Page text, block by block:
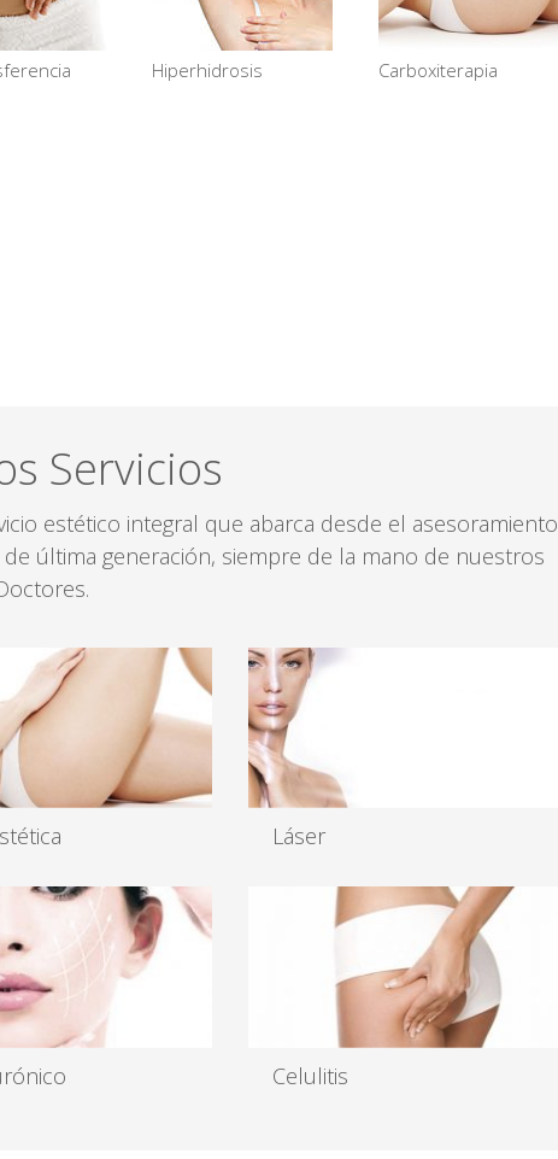
Hiperhidrosis Carboxiterapia
Servicios
estético integral que abarca desde el asesoramiento
última generación, siempre de la mano de nuestros
Láser
láser de última generación con...
Celulitis